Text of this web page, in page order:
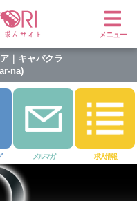
メニュー
｜キャバクラ
na)
メルマガ 求人情報